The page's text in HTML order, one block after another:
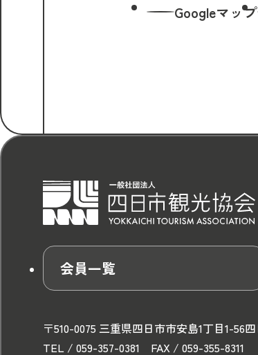
Googleマップ
会員一覧
〒510-0075 三重県四日市市安島1丁目1-56
TEL / 059-357-0381 FAX / 059-355-8311